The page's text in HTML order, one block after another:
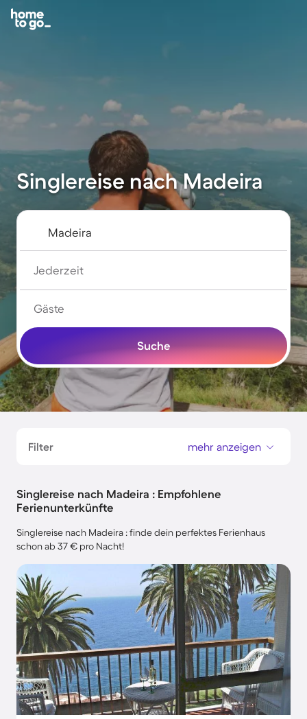
Singlereise nach Madeira
Jederzeit
Gäste
Suche
Filter mehr anzeigen
Singlereise nach Madeira : Empfohlene
Ferienunterkünfte
Singlereise nach Madeira : finde dein perfektes Ferienhaus
schon ab 37 € pro Nacht!